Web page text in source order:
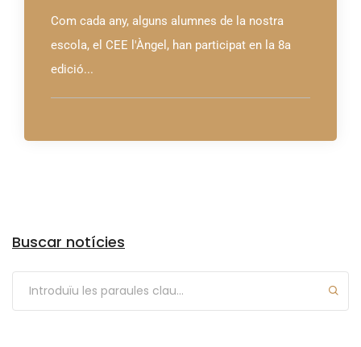
Com cada any, alguns alumnes de la nostra
escola, el CEE l'Àngel, han participat en la 8a
edició...
Buscar notícies